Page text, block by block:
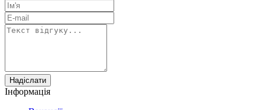
Надіслати
Інформація